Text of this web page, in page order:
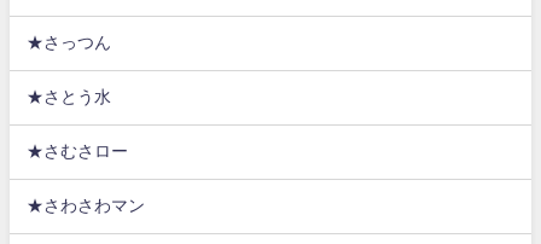
★さっつん
★さとう水
★さむさロー
★さわさわマン